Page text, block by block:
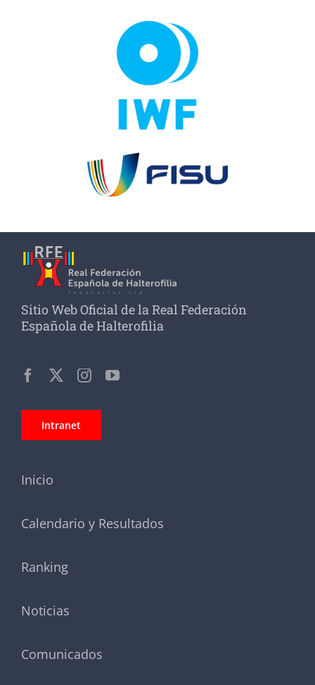
Sitio Web Oficial de la Real Federación
Española de Halterofilia
Intranet
Inicio
Calendario y Resultados
Ranking
Noticias
Comunicados